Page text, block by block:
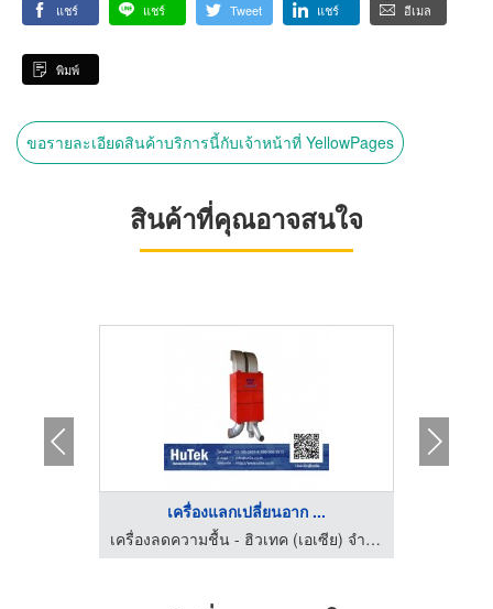
แชร์ แชร์ Tweet แชร์ อีเมล
พิมพ์
ขอรายละเอียดสินค้าบริการนี้กับเจ้าหน้าที่ YellowPages
สินค้าที่คุณอาจสนใจ
เครื่องแลกเปลี่ยนอาก ...
เครื่องลดความชื้น - ฮิวเทค (เอเซีย) จำกัด